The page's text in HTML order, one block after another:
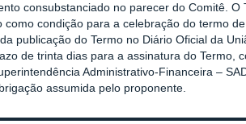
consubstanciado no parecer do Comitê. O
condição para a celebração do termo
publicação do Termo no Diário Oficial da
de trinta dias para a assinatura do Termo,
Administrativo-Financeira –
assumida pelo proponente.